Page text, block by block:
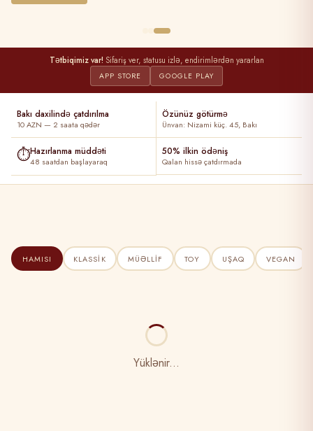
Tətbiqimiz var! Sifariş ver, statusu izlə, endirimlərdən yararlan
APP STORE GOOGLE PLAY
Bakı daxilində çatdırılma
10 AZN — 2 saata qədər
Özünüz götürmə
Ünvan: Nizami küç. 45, Bakı
⏱Hazırlanma müddəti
48 saatdan başlayaraq
50% ilkin ödəniş
Qalan hissə çatdırmada
HAMISI KLASSIK MÜƏLLIF TOY UŞAQ VEGAN
Yüklənir...